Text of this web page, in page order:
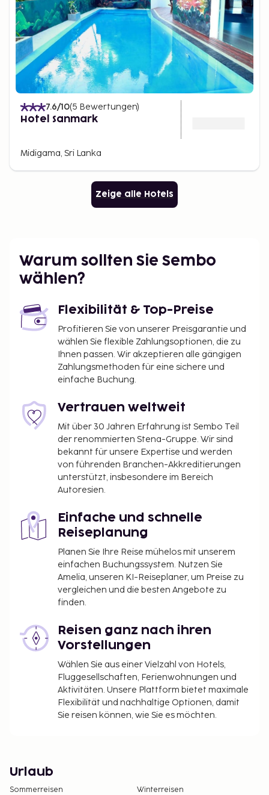
7.6/10(5 Bewertungen)
Hotel Sanmark
Midigama, Sri Lanka
Zeige alle Hotels
Warum sollten Sie Sembo
wählen?
Flexibilität & Top-Preise
Profitieren Sie von unserer Preisgarantie und
wählen Sie flexible Zahlungsoptionen, die zu
Ihnen passen. Wir akzeptieren alle gängigen
Zahlungsmethoden für eine sichere und
einfache Buchung.
Vertrauen weltweit
Mit über 30 Jahren Erfahrung ist Sembo Teil
der renommierten Stena-Gruppe. Wir sind
bekannt für unsere Expertise und werden
von führenden Branchen-Akkreditierungen
unterstützt, insbesondere im Bereich
Autoresien.
Einfache und schnelle
Reiseplanung
Planen Sie Ihre Reise mühelos mit unserem
einfachen Buchungssystem. Nutzen Sie
Amelia, unseren KI-Reiseplaner, um Preise zu
vergleichen und die besten Angebote zu
finden.
Reisen ganz nach ihren
Vorstellungen
Wählen Sie aus einer Vielzahl von Hotels,
Fluggesellschaften, Ferienwohnungen und
Aktivitäten. Unsere Plattform bietet maximale
Flexibilität und nachhaltige Optionen, damit
Sie reisen können, wie Sie es möchten.
Urlaub
Sommerreisen
Winterreisen